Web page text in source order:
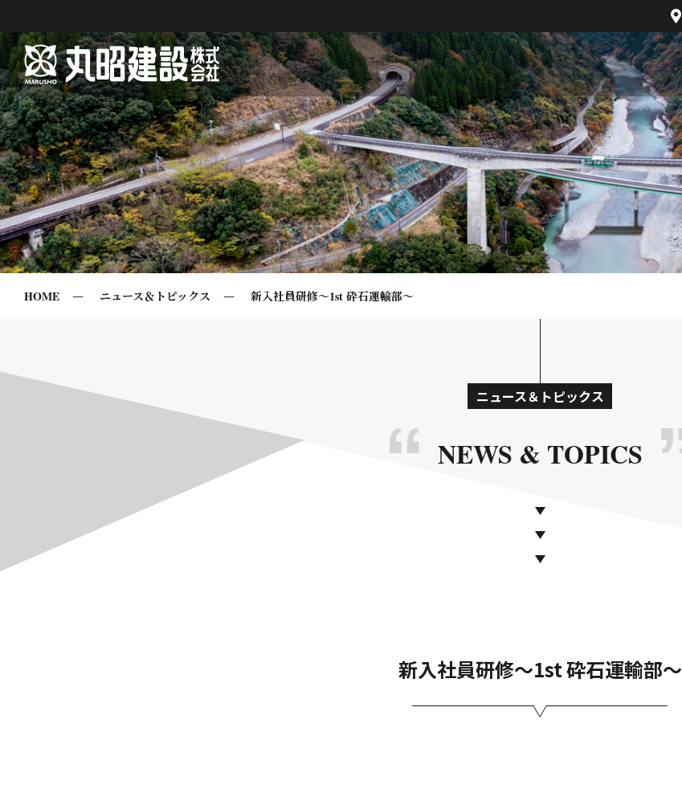
HOME ニュース＆トピックス 新入社員研修～1st 砕石運輸部～
ニュース＆トピックス
NEWS & TOPICS
新入社員研修～1st 砕石運輸部～